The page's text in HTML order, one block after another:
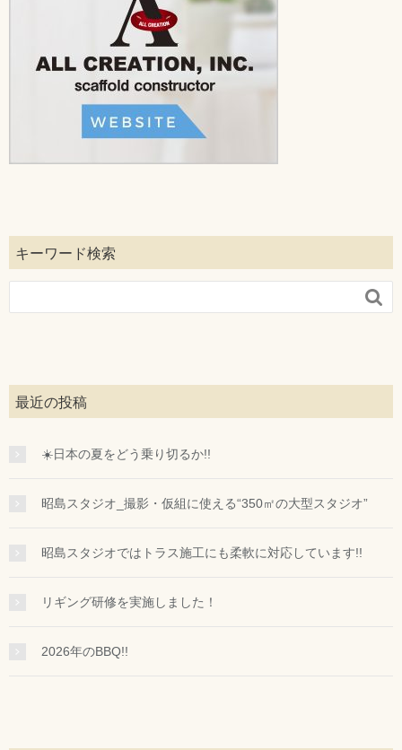
キーワード検索

最近の投稿
☀️日本の夏をどう乗り切るか!!
昭島スタジオ_撮影・仮組に使える“350㎡の大型スタジオ”
昭島スタジオではトラス施工にも柔軟に対応しています!!
リギング研修を実施しました！
2026年のBBQ!!